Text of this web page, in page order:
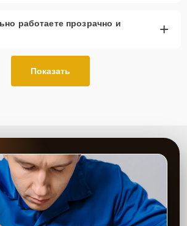
работаете прозрачно и
+
Показать